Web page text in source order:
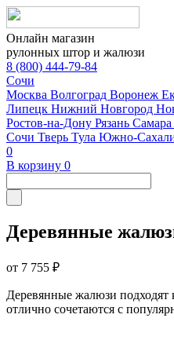
Онлайн магазин
рулонных штор и жалюзи
8 (800) 444-79-84
Сочи
Москва Волгоград Воронеж
Липецк Нижний Новгород
Ростов-на-Дону Рязань Самара
Сочи Тверь Тула Южно-
0
В корзину 0
Деревянные
от 7 755 ₽
Деревянные жалюзи подходят
отлично сочетаются с